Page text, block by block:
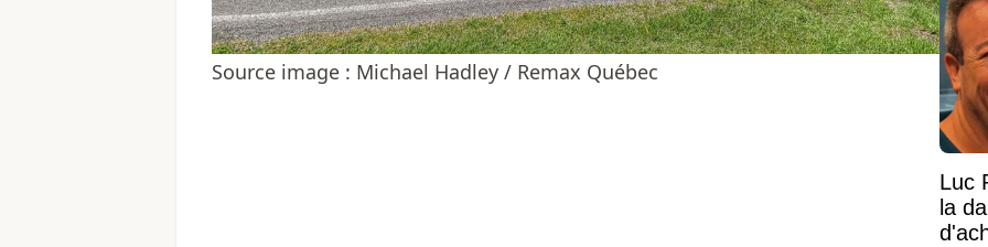
Source image : Michael Hadley / Remax Québec
Luc
la